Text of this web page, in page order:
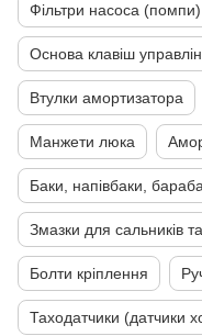
Фільтри насоса (помпи)
Основа клавіш
Втулки амортизатора
Манжети люка
Баки, напівбаки,
Змазки для сальників
Болти кріплення
Таходатчики (датчики